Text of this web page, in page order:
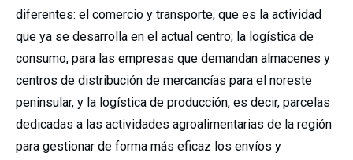
diferentes: el comercio y transporte, que es la actividad
que ya se desarrolla en el actual centro; la logística de
consumo, para las empresas que demandan almacenes y
centros de distribución de mercancías para el noreste
peninsular, y la logística de producción, es decir, parcelas
dedicadas a las actividades agroalimentarias de la región
para gestionar de forma más eficaz los envíos y